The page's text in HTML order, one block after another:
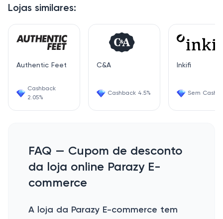
Lojas similares:
Authentic Feet
Cashback
2.05%
C&A
Cashback 4.5%
Inkifi
Sem
FAQ — Cupom de desconto
da loja online Parazy E-
commerce
A loja da Parazy E-commerce tem